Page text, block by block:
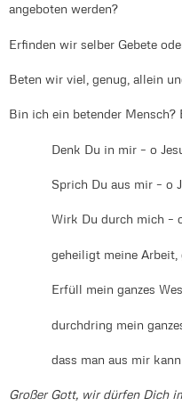
angeboten werden?
Erfinden wir selber Gebete
Beten wir viel, genug, allein
Bin ich ein betender
Denk Du in mir – o
Sprich Du aus mir – o
Wirk Du durch mich – o
geheiligt meine Arbeit,
Erfüll mein ganzes
durchdring mein ganzes
dass man aus mir kann
Großer Gott, wir dürfen Dich